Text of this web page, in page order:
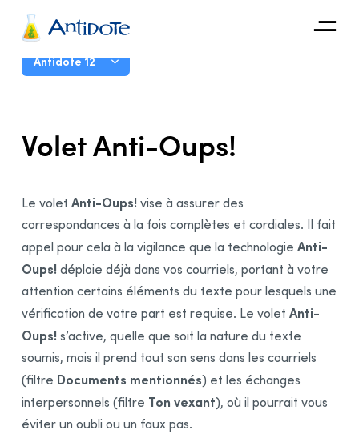
Antidote
Intégrations
Guide d’utilisation
Antidote 12
Correcteur
Fonctionnalités
Fenêtre principale
Configurer la fenêtre
Mode Correction
Présentation
Volet Typographie
Description générale
Soulignés et types de détections
Volet Anti-Oups!
Le volet Anti-Oups! vise à assurer des
correspondances à la fois complètes et cordiales. Il fait
appel pour cela à la vigilance que la technologie Anti-
Oups! déploie déjà dans vos courriels, portant à votre
attention certains éléments du texte pour lesquels une
vérification de votre part est requise. Le volet Anti-
Oups! s’active, quelle que soit la nature du texte
soumis, mais il prend tout son sens dans les courriels
(filtre Documents mentionnés) et les échanges
interpersonnels (filtre Ton vexant), où il pourrait vous
éviter un oubli ou un faux pas.